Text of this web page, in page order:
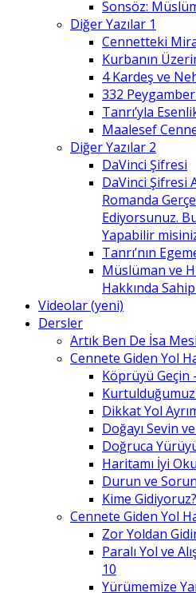
Sonsöz:
Diğer Yazılar 1
Cennetteki
Kurbanın
4 Kardeş ve
332
Tanrı’yla
Maalesef
Diğer Yazılar 2
DaVinci Şifresi
DaVinci Şifresi
Romanda
Ediyorsunuz.
Yapabilir
Tanrı’nın
Müslüman ve
Hakkında
Videolar (yeni)
Dersler
Artık Ben De İsa
Cennete Giden Yol
Köprüyü Geçin
Dikkat Yol
Doğayı Sevin
Doğruca
Haritamı İyi
Durun ve
Kime
Cennete Giden Yol
Zor Yoldan
Paralı Yol ve
10
Yürümemize